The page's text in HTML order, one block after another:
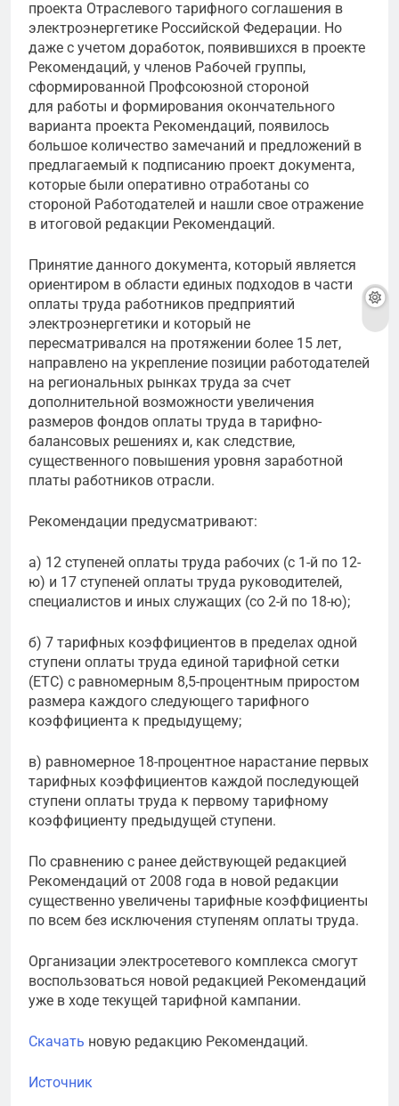
проекта Отраслевого тарифного соглашения в
электроэнергетике Российской Федерации. Но
даже с учетом доработок, появившихся в проекте
Рекомендаций, у членов Рабочей группы,
сформированной Профсоюзной стороной
для работы и формирования окончательного
варианта проекта Рекомендаций, появилось
большое количество замечаний и предложений в
предлагаемый к подписанию проект документа,
которые были оперативно отработаны со
стороной Работодателей и нашли свое отражение
в итоговой редакции Рекомендаций.
Принятие данного документа, который является
ориентиром в области единых подходов в части
оплаты труда работников предприятий
электроэнергетики и который не
пересматривался на протяжении более 15 лет,
направлено на укрепление позиции работодателей
на региональных рынках труда за счет
дополнительной возможности увеличения
размеров фондов оплаты труда в тарифно-
балансовых решениях и, как следствие,
существенного повышения уровня заработной
платы работников отрасли.
Рекомендации предусматривают:
а) 12 ступеней оплаты труда рабочих (с 1-й по 12-
ю) и 17 ступеней оплаты труда руководителей,
специалистов и иных служащих (со 2-й по 18-ю);
б) 7 тарифных коэффициентов в пределах одной
ступени оплаты труда единой тарифной сетки
(ЕТС) с равномерным 8,5-процентным приростом
размера каждого следующего тарифного
коэффициента к предыдущему;
в) равномерное 18-процентное нарастание первых
тарифных коэффициентов каждой последующей
ступени оплаты труда к первому тарифному
коэффициенту предыдущей ступени.
По сравнению с ранее действующей редакцией
Рекомендаций от 2008 года в новой редакции
существенно увеличены тарифные коэффициенты
по всем без исключения ступеням оплаты труда.
Организации электросетевого комплекса смогут
воспользоваться новой редакцией Рекомендаций
уже в ходе текущей тарифной кампании.
Скачать новую редакцию Рекомендаций.
Источник